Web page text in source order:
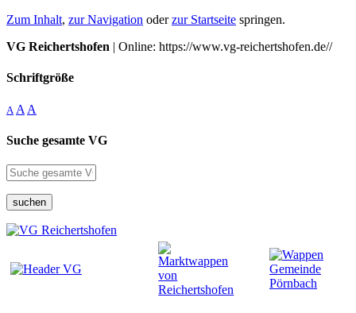
Zum Inhalt, zur Navigation oderzur Startseite springen.
VG Reichertshofen | Online: https://www.vg-reichertshofen.de//
Schriftgröße
A A A
Suche gesamte VG
suchen